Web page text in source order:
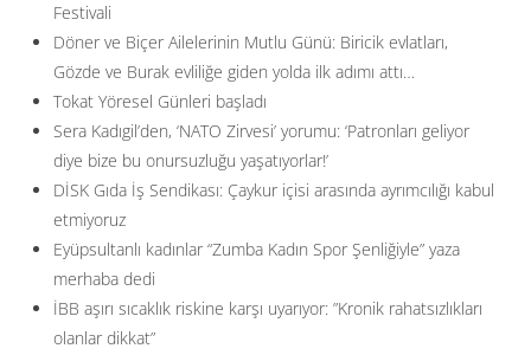
Festivali
Döner ve Biçer Ailelerinin Mutlu Günü: Biricik evlatları,
Gözde ve Burak evliliğe giden yolda ilk adımı attı…
Tokat Yöresel Günleri başladı
Sera Kadıgil’den, ‘NATO Zirvesi’ yorumu: ‘Patronları geliyor
diye bize bu onursuzluğu yaşatıyorlar!’
DİSK Gıda İş Sendikası: Çaykur içisi arasında ayrımcılığı kabul
etmiyoruz
Eyüpsultanlı kadınlar “Zumba Kadın Spor Şenliğiyle” yaza
merhaba dedi
İBB aşırı sıcaklık riskine karşı uyarıyor: ”Kronik rahatsızlıkları
olanlar dikkat”